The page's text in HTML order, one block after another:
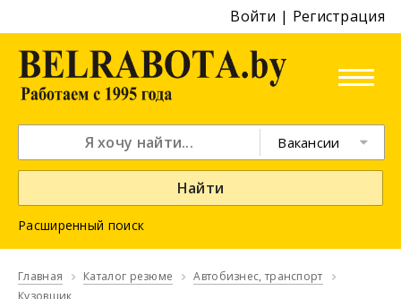
Войти | Регистрация
Вакансии
Найти
Расширенный поиск
Главная Каталог резюме
Автобизнес, транспорт
Кузовщик